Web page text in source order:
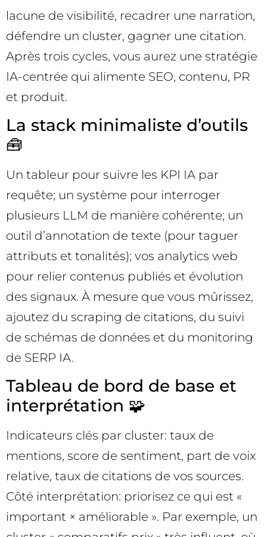
lacune de visibilité, recadrer une narration,
défendre un cluster, gagner une citation.
Après trois cycles, vous aurez une stratégie
IA-centrée qui alimente SEO, contenu, PR
et produit.
La stack minimaliste d’outils
🧰
Un tableur pour suivre les KPI IA par
requête; un système pour interroger
plusieurs LLM de manière cohérente; un
outil d’annotation de texte (pour taguer
attributs et tonalités); vos analytics web
pour relier contenus publiés et évolution
des signaux. À mesure que vous mûrissez,
ajoutez du scraping de citations, du suivi
de schémas de données et du monitoring
de SERP IA.
Tableau de bord de base et
interprétation 🧩
Indicateurs clés par cluster: taux de
mentions, score de sentiment, part de voix
relative, taux de citations de vos sources.
Côté interprétation: priorisez ce qui est «
important × améliorable ». Par exemple, un